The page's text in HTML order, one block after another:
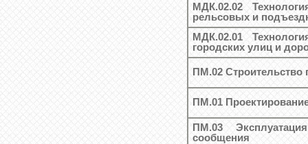
МДК.02.02
рельсовых и
МДК.02.01
городских улиц и
ПМ.02 Строительство
ПМ.01
ПМ.03
сообщения